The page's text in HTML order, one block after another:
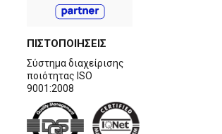
ΠΙΣΤΟΠΟΙΗΣΕΙΣ
Σύστημα διαχείρισης
ποιότητας ISO
9001:2008